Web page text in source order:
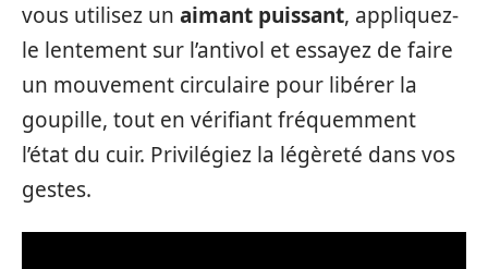
vous utilisez un aimant puissant, appliquez-
le lentement sur l’antivol et essayez de faire
un mouvement circulaire pour libérer la
goupille, tout en vérifiant fréquemment
l’état du cuir. Privilégiez la légèreté dans vos
gestes.